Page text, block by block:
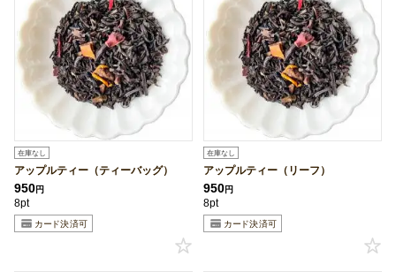
在庫なし
アップルティー（ティーバッグ）
950円
8pt
在庫なし
アップルティー（リーフ）
950円
8pt